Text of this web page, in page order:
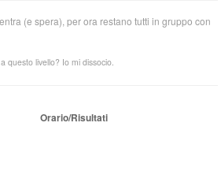
(e spera), per ora restano tutti in gruppo con
questo livello? Io mi dissocio.
Orario/Risultati